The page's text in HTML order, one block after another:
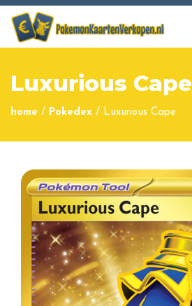
Luxurious Cape
home / Pokedex / Luxurious Cape